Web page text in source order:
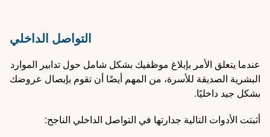
التواصل الداخلي
عندما يتعلق الأمر بإبلاغ موظفيك بشكل شامل حول تدابير الموارد
البشرية الصديقة للأسرة، من المهم أيضًا أن تقوم بإيصال عروضك
بشكل جيد داخليًا.
أثبتت الأدوات التالية جدارتها في التواصل الداخلي الناجح: